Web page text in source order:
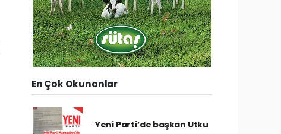
En Çok Okunanlar
Yeni Parti’de başkan Utku